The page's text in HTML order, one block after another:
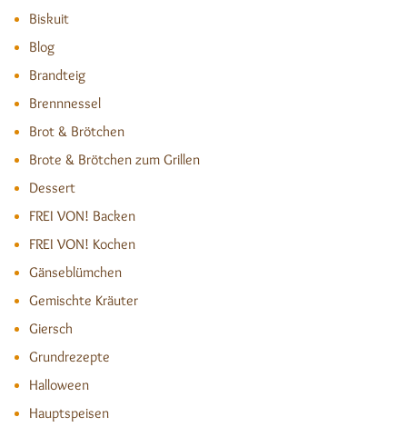
Biskuit
Blog
Brandteig
Brennnessel
Brot & Brötchen
Brote & Brötchen zum Grillen
Dessert
FREI VON! Backen
FREI VON! Kochen
Gänseblümchen
Gemischte Kräuter
Giersch
Grundrezepte
Halloween
Hauptspeisen